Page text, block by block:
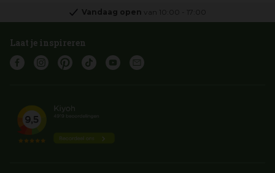
Vandaag open van 10:00 17:00
Laat je inspireren